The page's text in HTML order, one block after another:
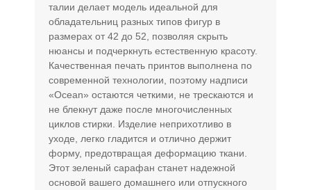
талии делает модель идеальной для
обладательниц разных типов фигур в
размерах от 42 до 52, позволяя скрыть
нюансы и подчеркнуть естественную красоту.
Качественная печать принтов выполнена по
современной технологии, поэтому надписи
«Ocean» остаются четкими, не трескаются и
не блекнут даже после многочисленных
циклов стирки. Изделие неприхотливо в
уходе, легко гладится и отлично держит
форму, предотвращая деформацию ткани.
Этот зеленый сарафан станет надежной
основой вашего домашнего или отпускного